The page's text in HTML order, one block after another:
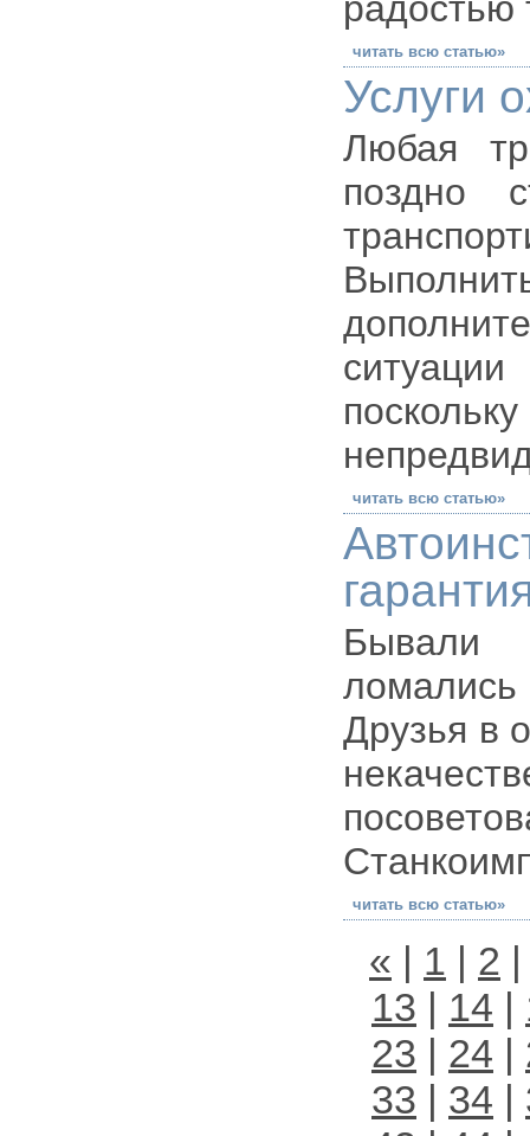
читать всю статью»
Услуги
Любая
поздно
читать всю статью»
Бывали
Друзья в
читать всю статью»
« | 1 | 2
13 | 14 |
23 | 24 |
33 | 34 |